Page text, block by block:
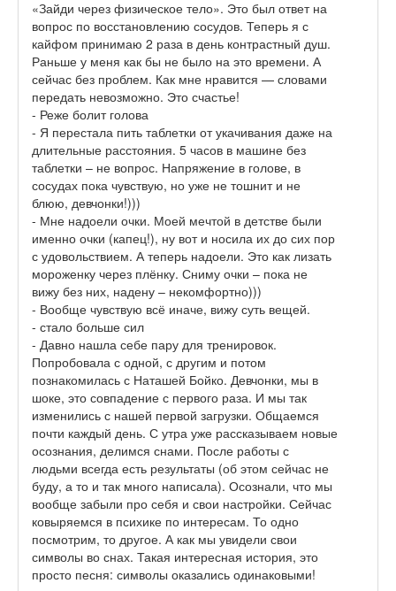
«Зайди через физическое тело». Это был ответ на
вопрос по восстановлению сосудов. Теперь я с
кайфом принимаю 2 раза в день контрастный душ.
Раньше у меня как бы не было на это времени. А
сейчас без проблем. Как мне нравится — словами
передать невозможно. Это счастье!
- Реже болит голова
- Я перестала пить таблетки от укачивания даже на
длительные расстояния. 5 часов в машине без
таблетки – не вопрос. Напряжение в голове, в
сосудах пока чувствую, но уже не тошнит и не
блюю, девчонки!)))
- Мне надоели очки. Моей мечтой в детстве были
именно очки (капец!), ну вот и носила их до сих пор
с удовольствием. А теперь надоели. Это как лизать
мороженку через плёнку. Сниму очки – пока не
вижу без них, надену – некомфортно)))
- Вообще чувствую всё иначе, вижу суть вещей.
- стало больше сил
- Давно нашла себе пару для тренировок.
Попробовала с одной, с другим и потом
познакомилась с Наташей Бойко. Девчонки, мы в
шоке, это совпадение с первого раза. И мы так
изменились с нашей первой загрузки. Общаемся
почти каждый день. С утра уже рассказываем новые
осознания, делимся снами. После работы с
людьми всегда есть результаты (об этом сейчас не
буду, а то и так много написала). Осознали, что мы
вообще забыли про себя и свои настройки. Сейчас
ковыряемся в психике по интересам. То одно
посмотрим, то другое. А как мы увидели свои
символы во снах. Такая интересная история, это
просто песня: символы оказались одинаковыми!